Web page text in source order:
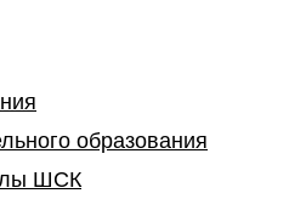
образования
ШСК